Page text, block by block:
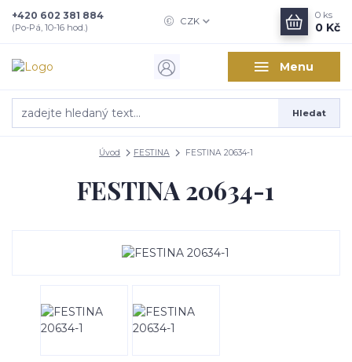
Menu
CZK
Hledat
+420 602 381 884
(Po-Pá, 10-16 hod.)
0 ks
0 Kč
Úvod FESTINA FESTINA 20634-1
FESTINA 20634-1